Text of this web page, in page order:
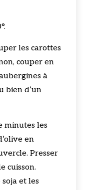
les carottes
couper en
à
bien d’un
minutes les
en
Presser
cuisson.
et les